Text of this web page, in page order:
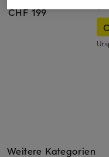
CHF 199
6
Weitere Kategorien